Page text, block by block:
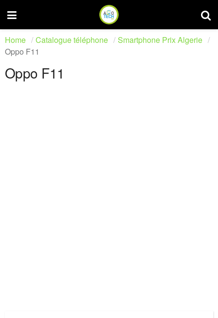
Home Catalogue téléphone
Smartphone Prix Algerie
Oppo F11
Oppo F11